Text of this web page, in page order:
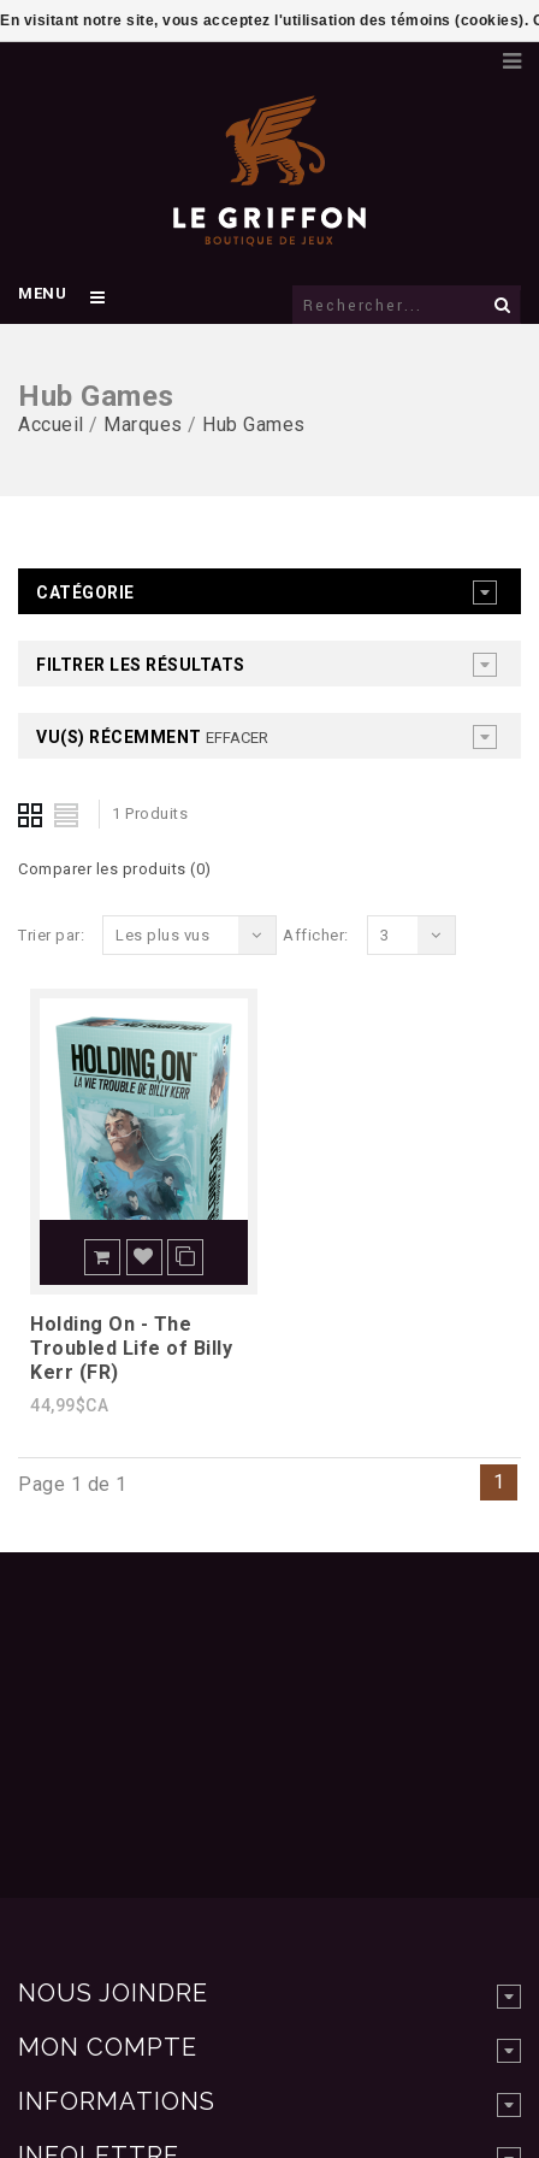
MENU
Hub Games
Accueil / Marques / Hub Games
CATÉGORIE
FILTRER LES RÉSULTATS
VU(S) RÉCEMMENT EFFACER
1 Produits
Comparer les produits (0)
Trier par: Les plus vus Afficher: 3
Holding On - The
Troubled Life of Billy
Kerr (FR)
44,99$CA
Page 1 de 1 1
NOUS JOINDRE
MON COMPTE
INFORMATIONS
En visitant notre site, vous acceptez l'utilisation des témoins